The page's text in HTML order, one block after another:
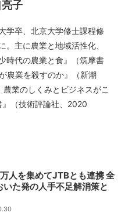
子
学卒、北京大学修士課程修
。主に農業と地域活性化、
時代の農業と食』（筑摩書
農業を殺すのか』（新潮
業のしくみとビジネスがこ
（技術評論社、2020
人を集めてJTBとも連携 全
いた発の人手不足解消策と